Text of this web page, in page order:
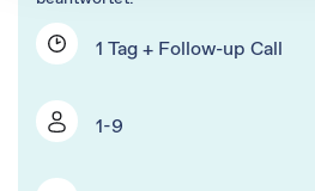
gesammelt haben.
1 Tag + Follow-up Call
1-9